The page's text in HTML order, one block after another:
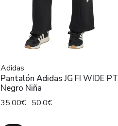
Adidas
Pantalón Adidas JG FI WIDE PT
Negro Niña
35,00€ 50,0€